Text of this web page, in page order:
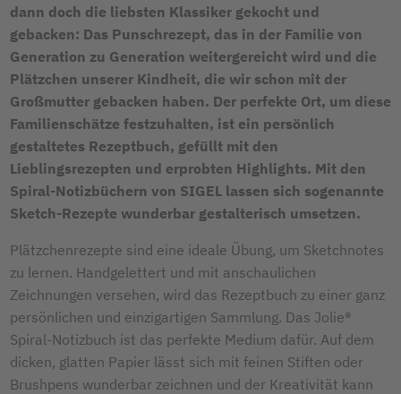
dann doch die liebsten Klassiker gekocht und
gebacken: Das Punschrezept, das in der Familie von
Generation zu Generation weitergereicht wird und die
Plätzchen unserer Kindheit, die wir schon mit der
Großmutter gebacken haben. Der perfekte Ort, um diese
Familienschätze festzuhalten, ist ein persönlich
gestaltetes Rezeptbuch, gefüllt mit den
Lieblingsrezepten und erprobten Highlights. Mit den
Spiral-Notizbüchern von SIGEL lassen sich sogenannte
Sketch-Rezepte wunderbar gestalterisch umsetzen.
Plätzchenrezepte sind eine ideale Übung, um Sketchnotes
zu lernen. Handgelettert und mit anschaulichen
Zeichnungen versehen, wird das Rezeptbuch zu einer ganz
persönlichen und einzigartigen Sammlung. Das Jolie®
Spiral-Notizbuch ist das perfekte Medium dafür. Auf dem
dicken, glatten Papier lässt sich mit feinen Stiften oder
Brushpens wunderbar zeichnen und der Kreativität kann